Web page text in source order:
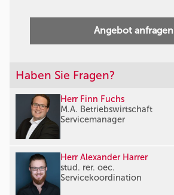
Angebot anfragen
Haben Sie Fragen?
Herr Finn Fuchs
M.A. Betriebswirtschaft
Servicemanager
Herr Alexander Harrer
stud. rer. oec.
Servicekoordination